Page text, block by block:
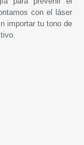
con el láser
importar tu tono de